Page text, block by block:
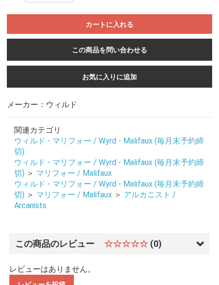
カートに入れる
この商品を問い合わせる
お気に入りに追加
メーカー：ウィルド
関連カテゴリ
ウィルド - マリフォー / Wyrd - Malifaux (毎月末予約締
切)
ウィルド - マリフォー / Wyrd - Malifaux (毎月末予約締
切) ＞ マリフォー / Malifaux
ウィルド - マリフォー / Wyrd - Malifaux (毎月末予約締
切) ＞ マリフォー / Malifaux ＞ アルカニスト /
Arcanists
この商品のレビュー ☆☆☆☆☆ (0)
レビューはありません。